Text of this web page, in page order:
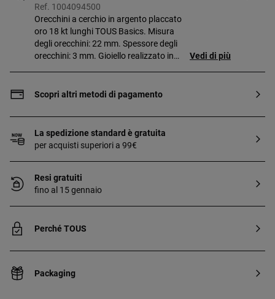
Ref. 1004094500
Orecchini a cerchio in argento placcato
oro 18 kt lunghi TOUS Basics. Misura
degli orecchini: 22 mm. Spessore degli
orecchini: 3 mm. Gioiello realizzato in
Questa qualità garantisce al gioiello una
Vedi di più
Scopri altri metodi di pagamento
La spedizione standard è gratuita
per acquisti superiori a 99€
Resi gratuiti
fino al 15 gennaio
Perché TOUS
Packaging